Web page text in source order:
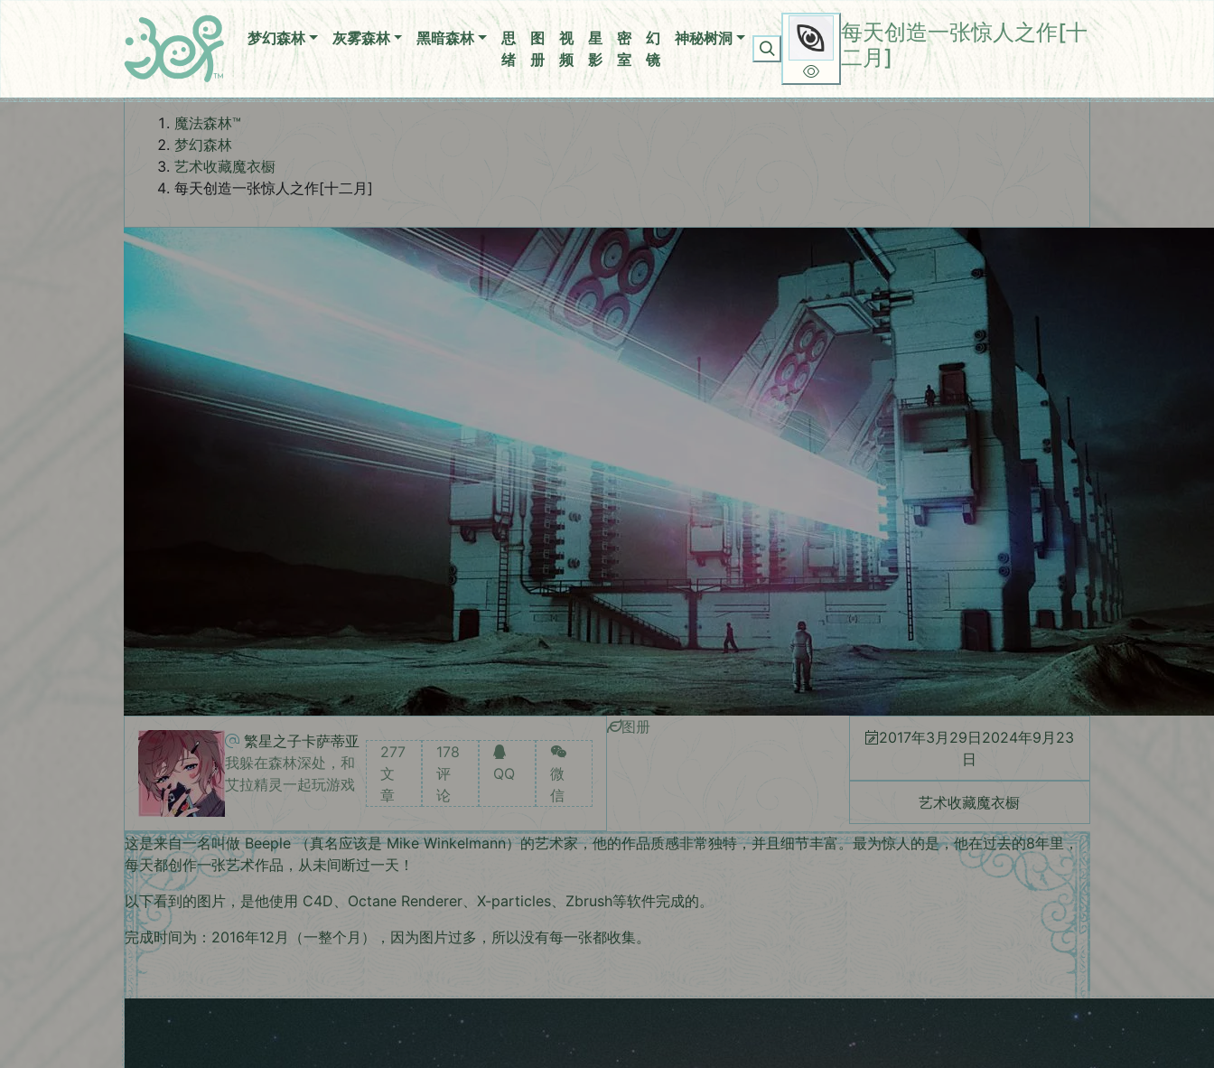
你无法看到我
梦幻森林
灰雾森林 黑暗森林
思
绪
图
册
视
频
星
影
密
室
幻
镜
神秘树洞
每天创造一张惊人之作[十
二月]
魔法森林™
梦幻森林
艺术收藏魔衣橱
每天创造一张惊人之作[十二月]
每天创造一张惊人之作[十二月]
繁星之子卡萨蒂亚
我躲在森林深处，和
艾拉精灵一起玩游戏
277
文
章
178
评
论
QQ
微
信
图册
2017年3月29日 2024年9月23
日
艺术收藏魔衣橱
这是来自一名叫做 Beeple （真名应该是 Mike Winkelmann）的艺术家，他的作品质感非常独特，并且细节丰富。最为惊人的是，他在过去的8年里，
每天都创作一张艺术作品，从未间断过一天！
以下看到的图片，是他使用 C4D、Octane Renderer、X-particles、Zbrush等软件完成的。
完成时间为：2016年12月（一整个月），因为图片过多，所以没有每一张都收集。